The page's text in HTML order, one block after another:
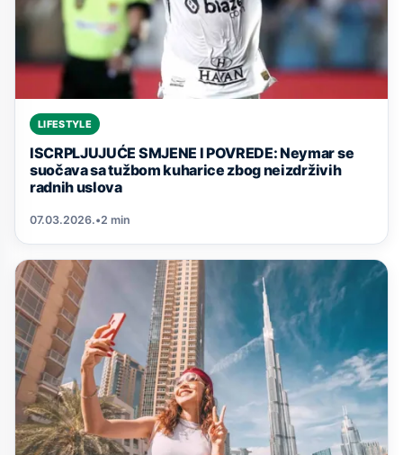
LIFESTYLE
ISCRPLJUJUĆE SMJENE I POVREDE: Neymar se
suočava sa tužbom kuharice zbog neizdrživih
radnih uslova
07.03.2026.•2 min